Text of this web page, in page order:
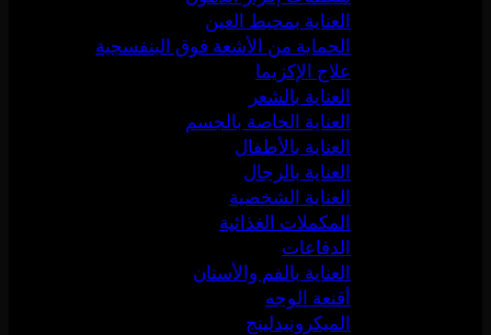
العناية بمحيط العين
الحماية من الأشعة فوق البنفسجية
علاج الإكزيما
العناية بالشعر
العناية الخاصة بالجسم
العناية بالأطفال
العناية بالرجال
العناية الشخصية
المكملات الغذائية
الدفاعات
العناية بالفم والأسنان
أقنعة الوجه
الميكرونيدلينج